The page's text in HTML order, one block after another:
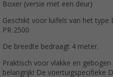
Boxer (versie met een deur)
Geschikt voor luifels van het
PR 2500
De breedte bedraagt 4 meter.
Praktisch voor vlakke en
belangrijk! De voertuigspecifieke